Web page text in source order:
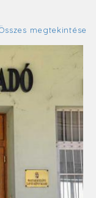
megtekintése